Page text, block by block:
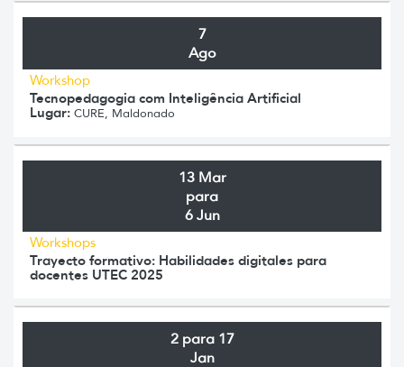
7
Ago
Workshop
Tecnopedagogia com Inteligência Artificial
Lugar: CURE, Maldonado
13 Mar
para
6 Jun
Workshops
Trayecto formativo: Habilidades digitales para
docentes UTEC 2025
2 para 17
Jan